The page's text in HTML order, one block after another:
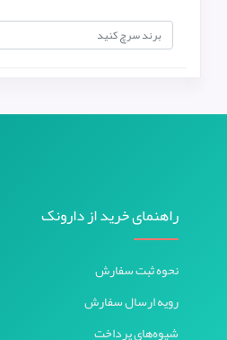
راهنمای خرید از دارونک
نحوه ثبت سفارش
رویه ارسال سفارش
شیوه‌های پرداخت